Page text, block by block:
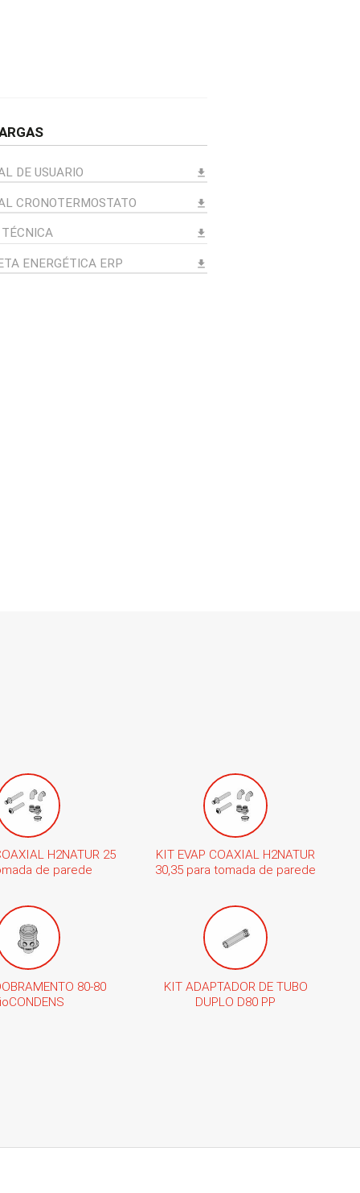
DE USUARIO download
CRONOTERMOSTATO download
download
ENERGÉTICA ERP download
H2NATUR 25
de parede
KIT EVAP COAXIAL H2NATUR
30,35 para tomada de parede
80-80
KIT ADAPTADOR DE TUBO
DUPLO D80 PP